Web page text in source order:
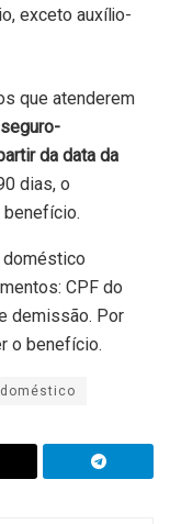
exceto auxílio-
que atenderem
da data da
dias, o
doméstico
CPF do
demissão. Por
o benefício.